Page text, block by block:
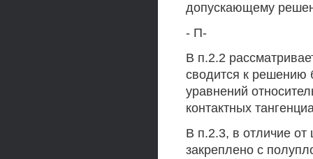
допускающему
- П-
В п.2.2
сводится к решению
уравнений
контактных
В п.2.3, в отличие от
закреплено с